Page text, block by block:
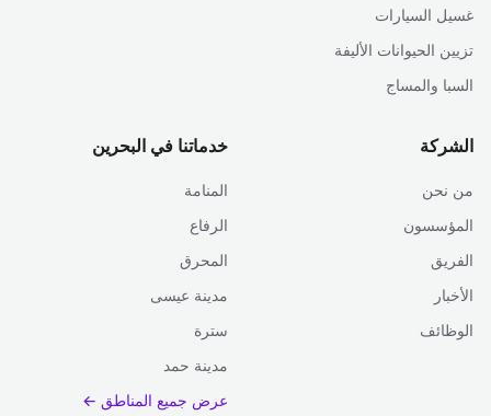
غسيل السيارات
تزيين الحيوانات الأليفة
السبا والمساج
الشركة
من نحن
المؤسسون
الفريق
الأخبار
الوظائف
خدماتنا في البحرين
المنامة
الرفاع
المحرق
مدينة عيسى
سترة
مدينة حمد
عرض جميع المناطق ←